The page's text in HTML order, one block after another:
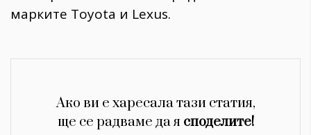
марките Toyota и Lexus.
Ако ви е харесала тази статия,
ще се радваме да я споделите!